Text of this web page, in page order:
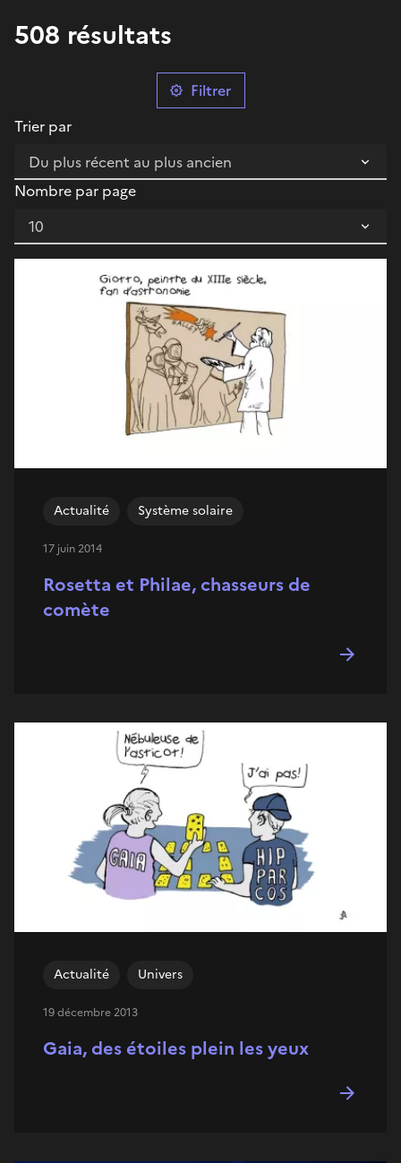
508 résultats
Filtrer
Trier par
Nombre par page
Rosetta et Philae, chasseurs de
comète
Actualité Système solaire
17 juin 2014
Gaia, des étoiles plein les yeux
Actualité Univers
19 décembre 2013